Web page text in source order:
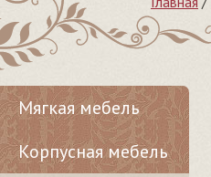
Мягкая мебель
Корпусная мебель